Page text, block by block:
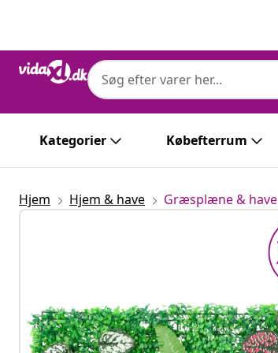
Kategorier Købefterrum
Hjem Hjem & have Græsplæne & have